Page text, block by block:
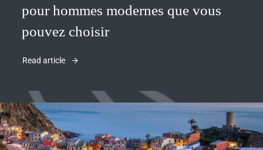
pour hommes modernes que vous
pouvez choisir
Read article